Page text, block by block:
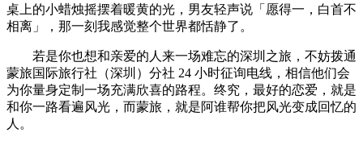
桌上的小蜡烛摇摆着暖黄的光，男友轻声说「愿得一，白首不
相离」，那一刻我感觉整个世界都恬静了。
若是你也想和亲爱的人来一场难忘的深圳之旅，不妨拨通
蒙旅国际旅行社（深圳）分社 24 小时征询电线，相信他们会
为你量身定制一场充满欣喜的路程。终究，最好的恋爱，就是
和你一路看遍风光，而蒙旅，就是阿谁帮你把风光变成回忆的
人。